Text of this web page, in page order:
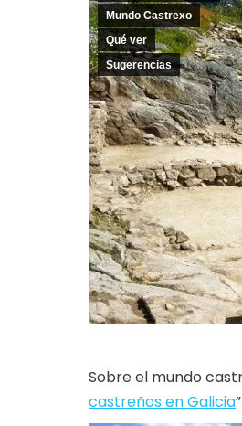
Mundo Castrexo
Qué ver
Sugerencias
Sobre el mundo
castreños en Galicia